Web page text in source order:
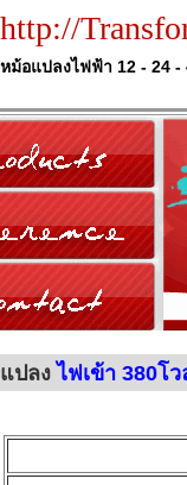
http://
หม้อแปลงไฟฟ้า 12 - 24 -
ปลง ไฟเข้า 380โ